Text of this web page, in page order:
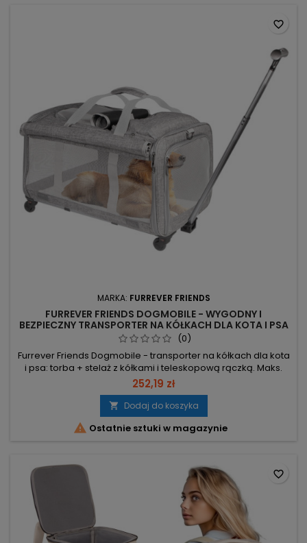
MARKA: FURREVER FRIENDS
FURREVER FRIENDS DOGMOBILE - WYGODNY I
BEZPIECZNY TRANSPORTER NA KÓŁKACH DLA KOTA I PSA
(0)
Furrever Friends Dogmobile - transporter na kółkach dla kota
i psa: torba + stelaż z kółkami i teleskopową rączką. Maks.
masa pupila 13 kg – bezpieczny dla kotów, małych psów i
innych zwierząt do 13 kg. Wymiary torby 60×40×34 cm (ze
stelażem złożonym 65×40×44 cm) – kompaktowy transport i
łatwe przechowywanie. Rączka teleskopowa 50–90 cm –
regulowana...
252,19 zł
 Dodaj do koszyka
 Ostatnie sztuki w magazynie
favorite_border
favorite_border